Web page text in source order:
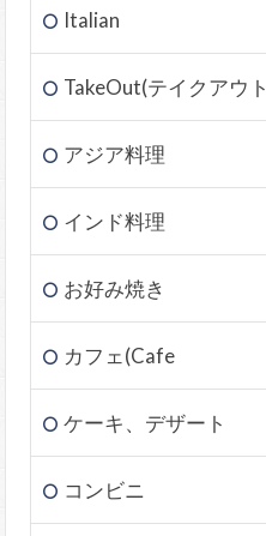
Italian
TakeOut(テイクアウト
アジア料理
インド料理
お好み焼き
カフェ(Cafe
ケーキ、デザート
コンビニ